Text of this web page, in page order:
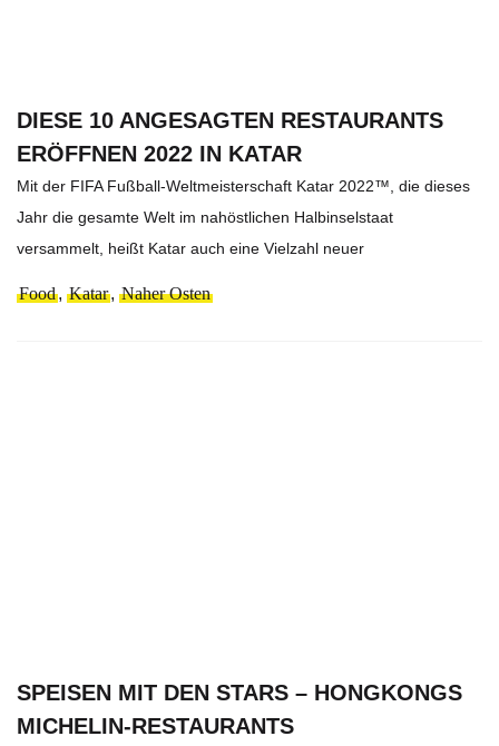
DIESE 10 ANGESAGTEN RESTAURANTS
ERÖFFNEN 2022 IN KATAR
Mit der FIFA Fußball-Weltmeisterschaft Katar 2022™, die dieses
Jahr die gesamte Welt im nahöstlichen Halbinselstaat
versammelt, heißt Katar auch eine Vielzahl neuer
Food, Katar, Naher Osten
SPEISEN MIT DEN STARS – HONGKONGS
MICHELIN-RESTAURANTS